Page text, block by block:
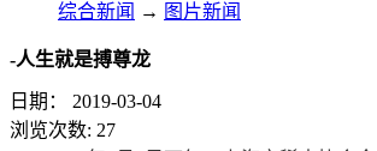
综合新闻 → 图片新闻
-人生就是搏尊龙
日期：
2019-03-04
浏览次数: 27